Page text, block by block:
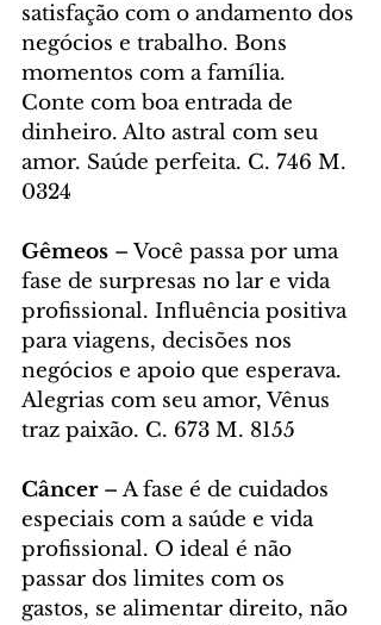
satisfação com o andamento dos
negócios e trabalho. Bons
momentos com a família.
Conte com boa entrada de
dinheiro. Alto astral com seu
amor. Saúde perfeita. C. 746 M.
0324
Gêmeos – Você passa por uma
fase de surpresas no lar e vida
profissional. Influência positiva
para viagens, decisões nos
negócios e apoio que esperava.
Alegrias com seu amor, Vênus
traz paixão. C. 673 M. 8155
Câncer – A fase é de cuidados
especiais com a saúde e vida
profissional. O ideal é não
passar dos limites com os
gastos, se alimentar direito, não